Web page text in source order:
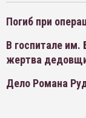
Погиб при
В госпитале им.
жертва
Дело Романа